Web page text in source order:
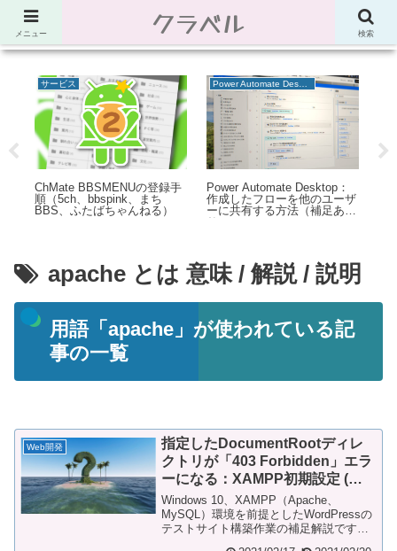
節約、こだわり、使い道。「決め手」がわかる比較サイト。でしたが最近は雑
多なブログ
サービス
ChMate BBSMENUの登録手
順（5ch、bbspink、まち
BBS、ふたばちゃんねる）
Power Automate Desktop
Power Automate Desktop：
作成したフローを他のユーザ
ーに共有する方法（補足あ
apache とは 意味 / 解説 / 説明
用語「apache」が使われている記
事の一覧
Web開発
指定したDocumentRootディレ
クトリが「403 Forbidden」エラ
ーになる：XAMPP初期設定 (よ
くあるトラブル)
Windows 10、XAMPP（Apache、
MySQL）環境を前提としたWordPressの
テストサイト構築作業の補足解説です。
メニュー クラベル 検索